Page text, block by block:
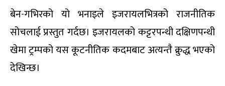
बेन-गभिरको यो भनाइले इजरायलभित्रको राजनीतिक
सोचलाई प्रस्तुत गर्दछ। इजरायलको कट्टरपन्थी दक्षिणपन्थी
खेमा ट्रम्पको यस कूटनीतिक कदमबाट अत्यन्तै क्रुद्ध भएको
देखिन्छ।